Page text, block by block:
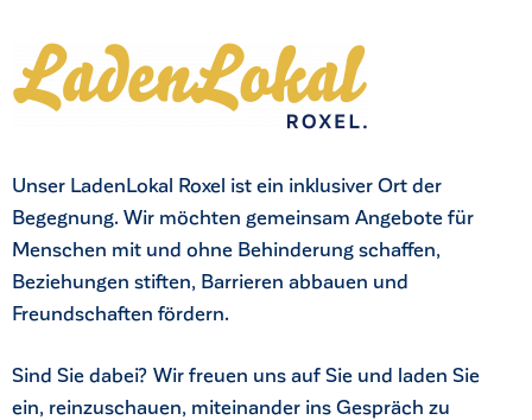
Unser LadenLokal Roxel ist ein inklusiver Ort der
Begegnung. Wir möchten gemeinsam Angebote für
Menschen mit und ohne Behinderung schaffen,
Beziehungen stiften, Barrieren abbauen und
Freundschaften fördern.
Sind Sie dabei? Wir freuen uns auf Sie und laden Sie
ein, reinzuschauen, miteinander ins Gespräch zu